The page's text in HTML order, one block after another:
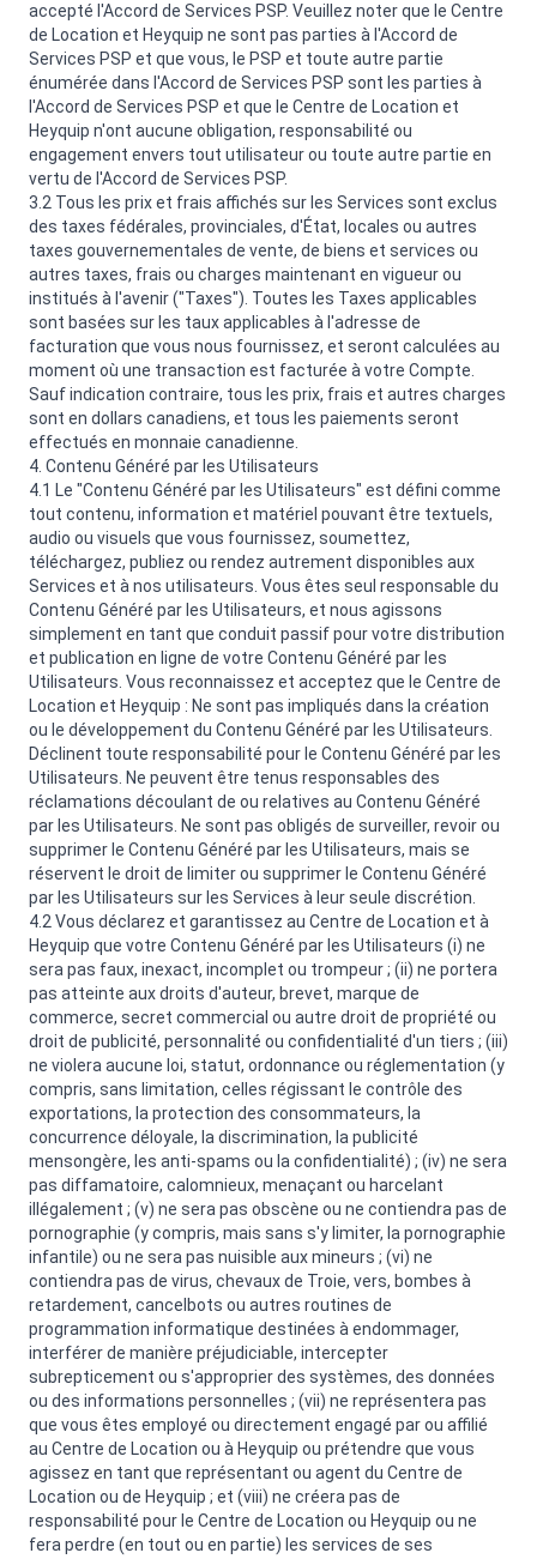
accepté l'Accord de Services PSP. Veuillez noter que le Centre
de Location et Heyquip ne sont pas parties à l'Accord de
Services PSP et que vous, le PSP et toute autre partie
énumérée dans l'Accord de Services PSP sont les parties à
l'Accord de Services PSP et que le Centre de Location et
Heyquip n'ont aucune obligation, responsabilité ou
engagement envers tout utilisateur ou toute autre partie en
vertu de l'Accord de Services PSP.
3.2 Tous les prix et frais affichés sur les Services sont exclus
des taxes fédérales, provinciales, d'État, locales ou autres
taxes gouvernementales de vente, de biens et services ou
autres taxes, frais ou charges maintenant en vigueur ou
institués à l'avenir ("Taxes"). Toutes les Taxes applicables
sont basées sur les taux applicables à l'adresse de
facturation que vous nous fournissez, et seront calculées au
moment où une transaction est facturée à votre Compte.
Sauf indication contraire, tous les prix, frais et autres charges
sont en dollars canadiens, et tous les paiements seront
effectués en monnaie canadienne.
4. Contenu Généré par les Utilisateurs
4.1 Le "Contenu Généré par les Utilisateurs" est défini comme
tout contenu, information et matériel pouvant être textuels,
audio ou visuels que vous fournissez, soumettez,
téléchargez, publiez ou rendez autrement disponibles aux
Services et à nos utilisateurs. Vous êtes seul responsable du
Contenu Généré par les Utilisateurs, et nous agissons
simplement en tant que conduit passif pour votre distribution
et publication en ligne de votre Contenu Généré par les
Utilisateurs. Vous reconnaissez et acceptez que le Centre de
Location et Heyquip : Ne sont pas impliqués dans la création
ou le développement du Contenu Généré par les Utilisateurs.
Déclinent toute responsabilité pour le Contenu Généré par les
Utilisateurs. Ne peuvent être tenus responsables des
réclamations découlant de ou relatives au Contenu Généré
par les Utilisateurs. Ne sont pas obligés de surveiller, revoir ou
supprimer le Contenu Généré par les Utilisateurs, mais se
réservent le droit de limiter ou supprimer le Contenu Généré
par les Utilisateurs sur les Services à leur seule discrétion.
4.2 Vous déclarez et garantissez au Centre de Location et à
Heyquip que votre Contenu Généré par les Utilisateurs (i) ne
sera pas faux, inexact, incomplet ou trompeur ; (ii) ne portera
pas atteinte aux droits d'auteur, brevet, marque de
commerce, secret commercial ou autre droit de propriété ou
droit de publicité, personnalité ou confidentialité d'un tiers ; (iii)
ne violera aucune loi, statut, ordonnance ou réglementation (y
compris, sans limitation, celles régissant le contrôle des
exportations, la protection des consommateurs, la
concurrence déloyale, la discrimination, la publicité
mensongère, les anti-spams ou la confidentialité) ; (iv) ne sera
pas diffamatoire, calomnieux, menaçant ou harcelant
illégalement ; (v) ne sera pas obscène ou ne contiendra pas de
pornographie (y compris, mais sans s'y limiter, la pornographie
infantile) ou ne sera pas nuisible aux mineurs ; (vi) ne
contiendra pas de virus, chevaux de Troie, vers, bombes à
retardement, cancelbots ou autres routines de
programmation informatique destinées à endommager,
interférer de manière préjudiciable, intercepter
subrepticement ou s'approprier des systèmes, des données
ou des informations personnelles ; (vii) ne représentera pas
que vous êtes employé ou directement engagé par ou affilié
au Centre de Location ou à Heyquip ou prétendre que vous
agissez en tant que représentant ou agent du Centre de
Location ou de Heyquip ; et (viii) ne créera pas de
responsabilité pour le Centre de Location ou Heyquip ou ne
fera perdre (en tout ou en partie) les services de ses